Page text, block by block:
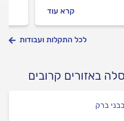
קרא עוד
לכל התקלות ועבודות
באזורים קרובים
ברק